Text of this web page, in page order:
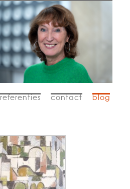
blog
contact
referenties